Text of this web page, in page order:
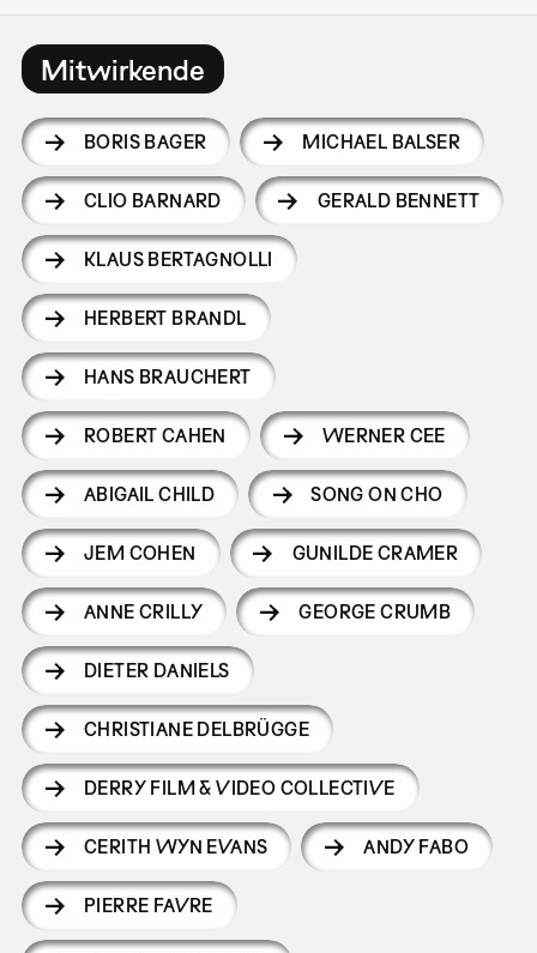
Mitwirkende
BORIS BAGER MICHAEL BALSER
CLIO BARNARD GERALD BENNETT
KLAUS BERTAGNOLLI
HERBERT BRANDL
HANS BRAUCHERT
ROBERT CAHEN WERNER CEE
ABIGAIL CHILD SONG ON CHO
JEM COHEN GUNILDE CRAMER
ANNE CRILLY GEORGE CRUMB
DIETER DANIELS
CHRISTIANE DELBRÜGGE
DERRY FILM & VIDEO COLLECTIVE
CERITH WYN EVANS ANDY FABO
PIERRE FAVRE